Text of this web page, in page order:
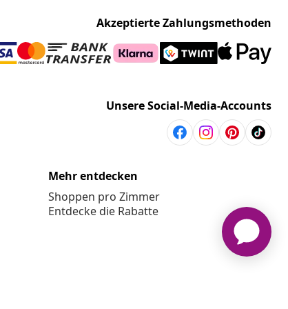
Akzeptierte Zahlungsmethoden
Unsere Social-Media-Accounts
Mehr entdecken
Shoppen pro Zimmer
Entdecke die Rabatte